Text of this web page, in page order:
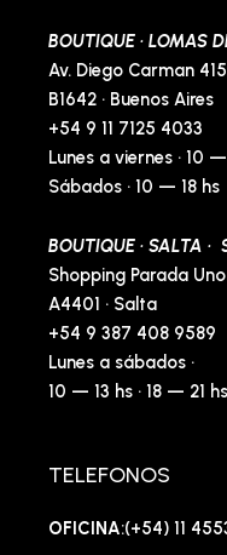
BOUTIQUE · LOMAS
Av. Diego Carman 415
B1642 · Buenos Aires
+54 9 11 7125 4033
Lunes a viernes · 10
Sábados · 10 — 18 hs
BOUTIQUE · SALTA ·
Shopping Parada Uno
A4401 · Salta
+54 9 387 408 9589
Lunes a sábados ·
10 — 13 hs · 18 — 21 hs
TELEFONOS
OFICINA:(+54) 11